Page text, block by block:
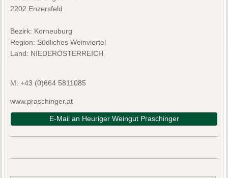
2202 Enzersfeld
Bezirk: Korneuburg
Region: Südliches Weinviertel
Land: NIEDERÖSTERREICH
M: +43 (0)664 5811085
www.praschinger.at
E-Mail an Heuriger Weingut Praschinger